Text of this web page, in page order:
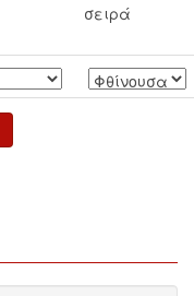
σειρά